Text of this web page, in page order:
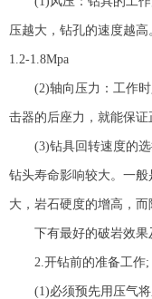
压越大，钻孔的速度越
1.2-1.8Mpa
(2)轴向压力：工作时
击器的后座力，就能保证
(3)钻具回转速度的选
钻头寿命影响较大。一
大，岩石硬度的增高，
下有最好的破岩效果
2.开钻前的准备工作;
(1)必须预先用压气将